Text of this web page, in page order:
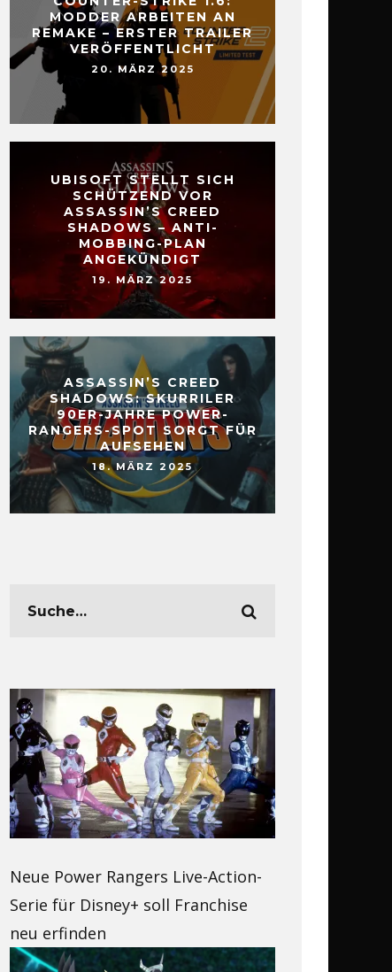
MODDER ARBEITEN AN
REMAKE – ERSTER TRAILER
VERÖFFENTLICHT
20. MÄRZ 2025
UBISOFT STELLT SICH
SCHÜTZEND VOR
ASSASSIN’S CREED
SHADOWS – ANTI-
MOBBING-PLAN
ANGEKÜNDIGT
19. MÄRZ 2025
ASSASSIN’S CREED
SHADOWS: SKURRILER
90ER-JAHRE POWER-
RANGERS-SPOT SORGT FÜR
AUFSEHEN
18. MÄRZ 2025
Neue Power Rangers Live-Action-
Serie für Disney+ soll Franchise
neu erfinden